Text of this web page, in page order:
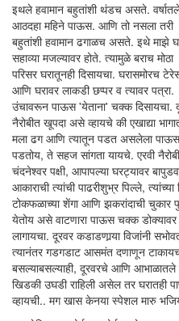
इथले हवामान बहुतांशी थंडच असते.
आठदहा महिने पाऊस. आणि तो नसला तरी
बहुतांशी हवामान ढगाळच असते. इथे माझे
सहाव्या मजल्यावर होते. त्यामुळे बराच मोठा
परिसर घरातूनही दिसायचा. घरासमोरच
आणि घरावर लाकडी छप्पर व त्यावर पत्रा.
उंचावरून पाऊस 'येताना' चक्क दिसायचा.
नैरोबीत खूपदा असे व्हायचे की एखाद्या
मला ढग आणि त्यातून पडत असलेला
पडतोय, ते सहज सांगता यायचे. एरवी
चंदनेश्वर पक्षी, आपापल्या घरट्यावर
आकाराची त्यांची पाढरीशुभ्र पिल्ले,
टोकफळाच्या शेंगा आणि झकरांदाची
येतोय असे वाटणारा पाऊस चक्क
लागायचा. दूरवर कडाडणार्‍या विजांनी
त्यानंतर गडगडाट आसमंत दणाणून
बसल्याबसल्याही, दूरवरचे आणि
खिडकी उघडी राहिली असेल तर घरातही
व्हायची.. मग खास केनया स्पेशल मारु